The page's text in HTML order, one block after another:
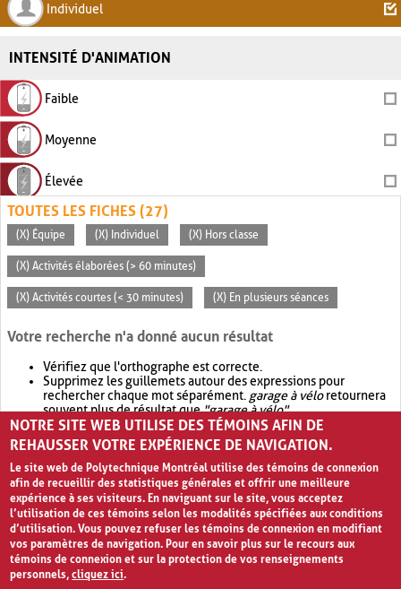
Individuel
INTENSITÉ D'ANIMATION
Faible
Moyenne
Élevée
TOUTES LES FICHES (27)
(X) Équipe (X) Individuel (X) Hors classe
(X) Activités élaborées (> 60 minutes)
(X) Activités courtes (< 30 minutes) (X) En plusieurs séances
Votre recherche n'a donné aucun résultat
Vérifiez que l'orthographe est correcte.
Supprimez les guillemets autour des expressions pour
rechercher chaque mot séparément. garage à véloretournera
souvent plus de résultat que"garage à vélo".
Envisagez d'élargir votre recherche avec OR.garage OR vélo
retournera souvent plus de résultat quegarage à vélo
NOTRE SITE WEB UTILISE DES TÉMOINS AFIN DE
REHAUSSER VOTRE EXPÉRIENCE DE NAVIGATION.
Le site web de Polytechnique Montréal utilise des témoins de connexion
afin de recueillir des statistiques générales et offrir une meilleure
expérience à ses visiteurs. En naviguant sur le site, vous acceptez
l’utilisation de ces témoins selon les modalités spécifiées aux conditions
d’utilisation. Vous pouvez refuser les témoins de connexion en modifiant
vos paramètres de navigation. Pour en savoir plus sur le recours aux
témoins de connexion et sur la protection de vos renseignements
personnels,cliquez ici.